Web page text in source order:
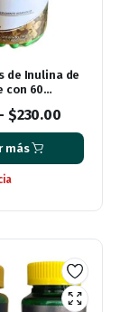
de Inulina de
con 60
- $230.00
más